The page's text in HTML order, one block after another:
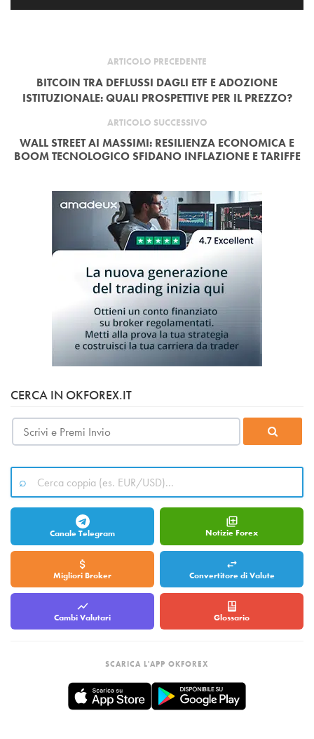
ARTICOLO PRECEDENTE
BITCOIN TRA DEFLUSSI DAGLI ETF E ADOZIONE
ISTITUZIONALE: QUALI PROSPETTIVE PER IL PREZZO?
ARTICOLO SUCCESSIVO
WALL STREET AI MASSIMI: RESILIENZA ECONOMICA E
BOOM TECNOLOGICO SFIDANO INFLAZIONE E TARIFFE
CERCA IN OKFOREX.IT
Canale Telegram Notizie Forex
Migliori Broker Convertitore di Valute
Cambi Valutari Glossario
SCARICA L'APP OKFOREX